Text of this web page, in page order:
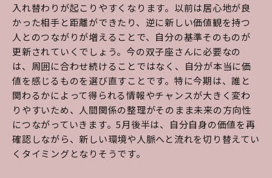
入れ替わりが起こりやすくなります。以前は居心地が良
かった相手と距離ができたり、逆に新しい価値観を持つ
人とのつながりが増えることで、自分の基準そのものが
更新されていくでしょう。今の双子座さんに必要なの
は、周囲に合わせ続けることではなく、自分が本当に価
値を感じるものを選び直すことです。特に今期は、誰と
関わるかによって得られる情報やチャンスが大きく変わ
りやすいため、人間関係の整理がそのまま未来の方向性
につながっていきます。5月後半は、自分自身の価値を再
確認しながら、新しい環境や人脈へと流れを切り替えてい
くタイミングとなりそうです。